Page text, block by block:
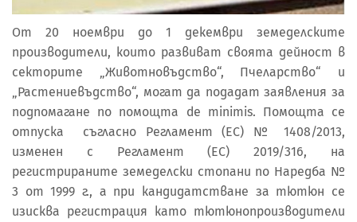
От 20 ноември до 1 декември земеделските
производители, които развиват своята дейност в
секторите „Животновъдство“, Пчеларство“ и
„Растениевъдство“, могат да подадат заявления за
подпомагане по помощта de minimis. Помощта се
отпуска съгласно Регламент (ЕС) № 1408/2013,
изменен с Регламент (ЕС) 2019/316, на
регистрираните земеделски стопани по Наредба №
3 от 1999 г., а при кандидатстване за тютюн се
изисква регистрация като тютюнопроизводители